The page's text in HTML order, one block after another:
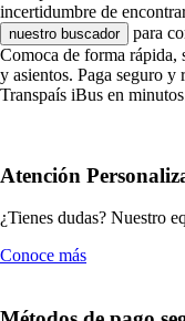
incertidumbre de
nuestro buscador
para
Comoca de forma rápida,
y asientos. Paga seguro y
Transpaís iBus en
Atención
¿Tienes dudas? Nuestro
Conoce más